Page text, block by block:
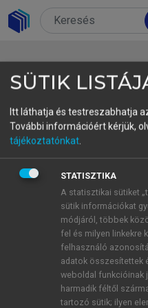
2. GVC és
Az előadás nagyon
értékláncok
(diadikus)
tranzakciókban részt
például logisztikai
vizsgálat alá vonni.
épülő beszállítói
SÜTIK
Itt láthatja és testreszabhatja
További információért kérjük,
tájékoztatónkat.
STATISZTIKA
A statisztikai sütiket
sütik információkat
módjáról, többek
fel és milyen linkekre
felhasználó
adatok összesítettek
weboldal funkcióinak
harmadik féltől
tartozó sütik; ilyen